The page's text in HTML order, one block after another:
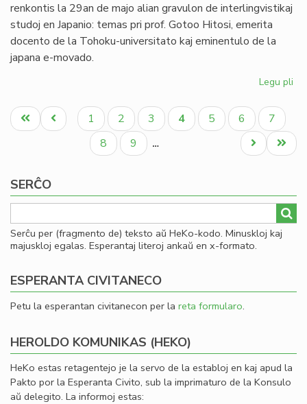
renkontis la 29an de majo alian gravulon de interlingvistikaj
studoj en Japanio: temas pri prof. Gotoo Hitosi, emerita
docento de la Tohoku-universitato kaj eminentulo de la
japana e-movado.
Legu pli
al
Pagination
Unua
paĝo
Antaŭa
paĝo
Paĝo
1 Paĝo
2 Paĝo
3
Aktuala
paĝo
4 Paĝo
5 Paĝo
6 Paĝo
7
Paĝo
8 Paĝo
9 …
Last
page
Next
page
SERĈO
Serĉu per (fragmento de) teksto aŭ HeKo-kodo. Minuskloj kaj
majuskloj egalas. Esperantaj literoj ankaŭ en x-formato.
ESPERANTA CIVITANECO
Petu la esperantan civitanecon per la reta formularo.
HEROLDO KOMUNIKAS (HEKO)
HeKo estas retagentejo je la servo de la establoj en kaj apud la
Pakto por la Esperanta Civito, sub la imprimaturo de la Konsulo
aŭ delegito. La informoj estas: